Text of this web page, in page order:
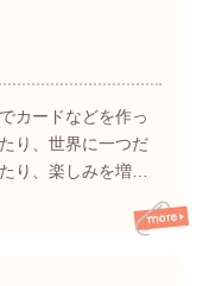
カードなどを作っ
り、世界に一つだ
り、楽しみを増…